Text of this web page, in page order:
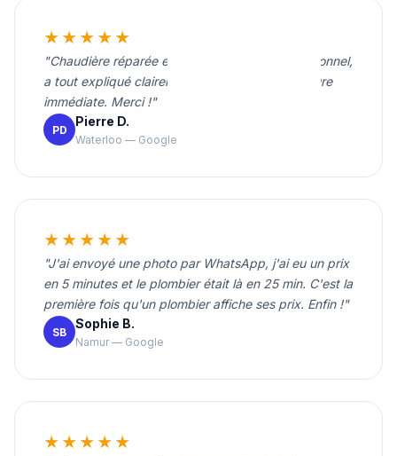
★★★★★
"Chaudière réparée en une heure. Très professionnel,
a tout expliqué clairement. Tarif correct et facture
immédiate. Merci !"
PD
Pierre D.
Waterloo — Google
★★★★★
"J'ai envoyé une photo par WhatsApp, j'ai eu un prix
en 5 minutes et le plombier était là en 25 min. C'est la
première fois qu'un plombier affiche ses prix. Enfin !"
SB
Sophie B.
Namur — Google
★★★★★